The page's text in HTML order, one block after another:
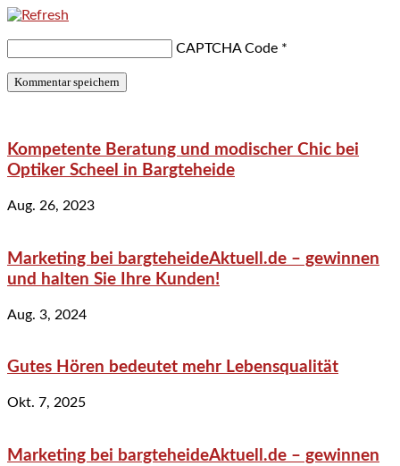
CAPTCHA Code *
Kompetente Beratung und modischer Chic bei
Optiker Scheel in Bargteheide
Aug. 26, 2023
Marketing bei bargteheideAktuell.de – gewinnen
und halten Sie Ihre Kunden!
Aug. 3, 2024
Gutes Hören bedeutet mehr Lebensqualität
Okt. 7, 2025
Marketing bei bargteheideAktuell.de – gewinnen